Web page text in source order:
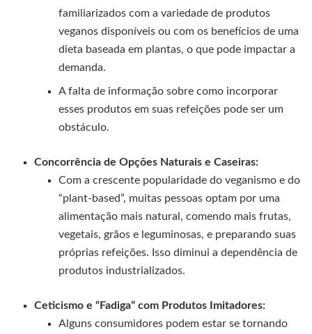
familiarizados com a variedade de produtos
veganos disponíveis ou com os benefícios de uma
dieta baseada em plantas, o que pode impactar a
demanda.
A falta de informação sobre como incorporar
esses produtos em suas refeições pode ser um
obstáculo.
Concorrência de Opções Naturais e Caseiras:
Com a crescente popularidade do veganismo e do
“plant-based”, muitas pessoas optam por uma
alimentação mais natural, comendo mais frutas,
vegetais, grãos e leguminosas, e preparando suas
próprias refeições. Isso diminui a dependência de
produtos industrializados.
Ceticismo e “Fadiga” com Produtos Imitadores:
Alguns consumidores podem estar se tornando